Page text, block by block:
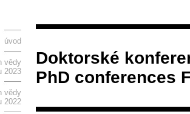
úvod
vědy
2023
vědy
2022
Doktorské
PhD conferences